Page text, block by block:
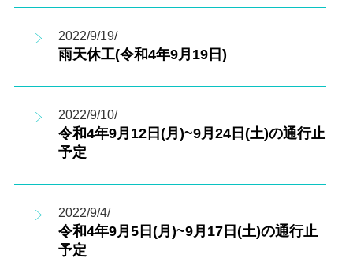
2022/9/19/
雨天休工(令和4年9月19日)
2022/9/10/
令和4年9月12日(月)~9月24日(土)の通行止
予定
2022/9/4/
令和4年9月5日(月)~9月17日(土)の通行止
予定